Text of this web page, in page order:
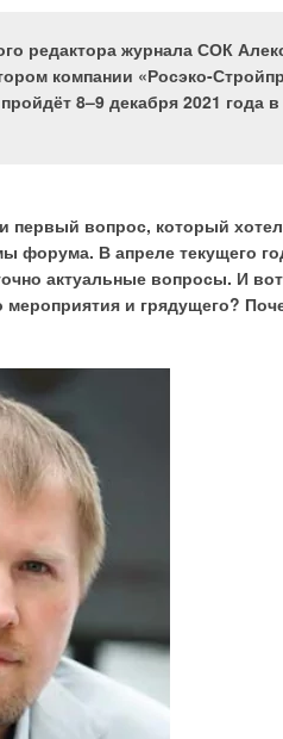
редактора журнала СОК
компании «Росэко-
8–9 декабря 2021 года
первый вопрос, который
форума. В апреле текущего
актуальные вопросы. И
и грядущего?
чтобы они были получены
объёме были переданы всем
про которую уже очень
ответить на самые необходимые
«ФСК» команда специалистов
«ФСК», и выбор
с информационными
разработку линейку модулей G-
компаний, которая помогает
решений и общий доступ ко всем
генеральный
проекта. Доступ к серверу
устройств — через